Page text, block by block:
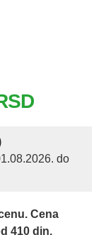
Trenutna
3,500.00
do
Cena
410 din.